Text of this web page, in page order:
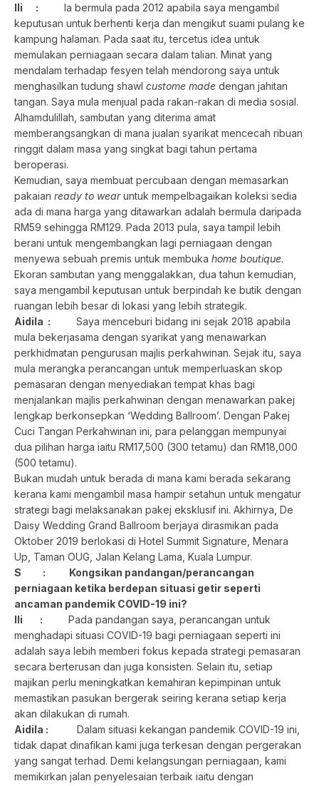
Ili : Ia bermula pada 2012 apabila saya mengambil
keputusan untuk berhenti kerja dan mengikut suami pulang ke
kampung halaman. Pada saat itu, tercetus idea untuk
memulakan perniagaan secara dalam talian. Minat yang
mendalam terhadap fesyen telah mendorong saya untuk
menghasilkan tudung shawl custome made dengan jahitan
tangan. Saya mula menjual pada rakan-rakan di media sosial.
Alhamdulillah, sambutan yang diterima amat
memberangsangkan di mana jualan syarikat mencecah ribuan
ringgit dalam masa yang singkat bagi tahun pertama
beroperasi.
Kemudian, saya membuat percubaan dengan memasarkan
pakaian ready to wearuntuk mempelbagaikan koleksi sedia
ada di mana harga yang ditawarkan adalah bermula daripada
RM59 sehingga RM129. Pada 2013 pula, saya tampil lebih
berani untuk mengembangkan lagi perniagaan dengan
menyewa sebuah premis untuk membuka home boutique.
Ekoran sambutan yang menggalakkan, dua tahun kemudian,
saya mengambil keputusan untuk berpindah ke butik dengan
ruangan lebih besar di lokasi yang lebih strategik.
Aidila : Saya menceburi bidang ini sejak 2018 apabila
mula bekerjasama dengan syarikat yang menawarkan
perkhidmatan pengurusan majlis perkahwinan. Sejak itu, saya
mula merangka perancangan untuk memperluaskan skop
pemasaran dengan menyediakan tempat khas bagi
menjalankan majlis perkahwinan dengan menawarkan pakej
lengkap berkonsepkan ‘Wedding Ballroom’. Dengan Pakej
Cuci Tangan Perkahwinan ini, para pelanggan mempunyai
dua pilihan harga iaitu RM17,500 (300 tetamu) dan RM18,000
(500 tetamu).
Bukan mudah untuk berada di mana kami berada sekarang
kerana kami mengambil masa hampir setahun untuk mengatur
strategi bagi melaksanakan pakej eksklusif ini. Akhirnya, De
Daisy Wedding Grand Ballroom berjaya dirasmikan pada
Oktober 2019 berlokasi di Hotel Summit Signature, Menara
Up, Taman OUG, Jalan Kelang Lama, Kuala Lumpur.
S : Kongsikan pandangan/perancangan
perniagaan ketika berdepan situasi getir seperti
ancaman pandemik COVID-19 ini?
Ili : Pada pandangan saya, perancangan untuk
menghadapi situasi COVID-19 bagi perniagaan seperti ini
adalah saya lebih memberi fokus kepada strategi pemasaran
secara berterusan dan juga konsisten. Selain itu, setiap
majikan perlu meningkatkan kemahiran kepimpinan untuk
memastikan pasukan bergerak seiring kerana setiap kerja
akan dilakukan di rumah.
Aidila : Dalam situasi kekangan pandemik COVID-19 ini,
tidak dapat dinafikan kami juga terkesan dengan pergerakan
yang sangat terhad. Demi kelangsungan perniagaan, kami
memikirkan jalan penyelesaian terbaik iaitu dengan